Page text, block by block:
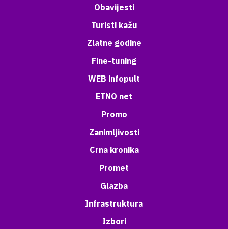
Obavijesti
Turisti kažu
Zlatne godine
Fine-tuning
WEB infopult
ETNO net
Promo
Zanimljivosti
Crna kronika
Promet
Glazba
Infrastruktura
Izbori